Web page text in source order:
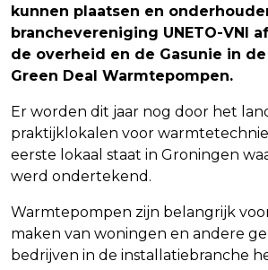
kunnen plaatsen en
branchevereniging UNETO-VNI
de overheid en de Gasunie in
Green Deal Warmtepompen.
Er worden dit jaar nog door het
praktijklokalen voor
eerste lokaal staat in Groningen
werd ondertekend.
Warmtepompen zijn belangrijk
maken van woningen en andere
bedrijven in de installatiebranche